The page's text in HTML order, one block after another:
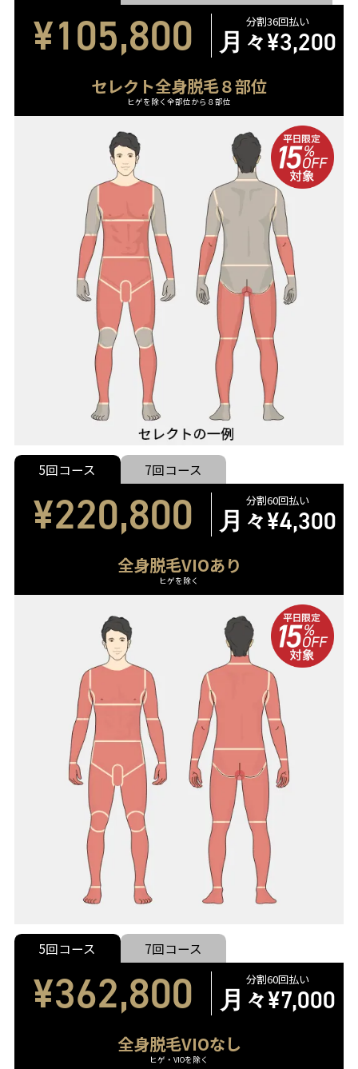
¥105,800 分割36回払い
月々¥3,200
セレクト全身脱毛８部位
ヒゲを除く全部位から８部位
5回コース 7回コース
¥220,800 分割60回払い
月々¥4,300
全身脱毛VIOあり
ヒゲを除く
5回コース 7回コース
¥362,800 分割60回払い
月々¥7,000
全身脱毛VIOなし
ヒゲ・VIOを除く